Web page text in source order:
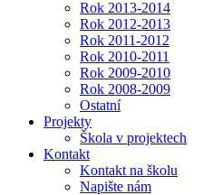
Rok 2013-2014
Rok 2012-2013
Rok 2011-2012
Rok 2010-2011
Rok 2009-2010
Rok 2008-2009
Ostatní
Projekty
Škola v projektech
Kontakt
Kontakt na školu
Napište nám